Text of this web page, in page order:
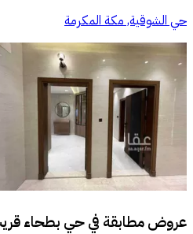
حي الشوقية, مكة المكرمة
عروض مطابقة فيحي بطحاء